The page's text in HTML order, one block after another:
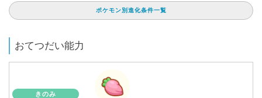
ポケモン別進化条件一覧
おてつだい能力
きのみ